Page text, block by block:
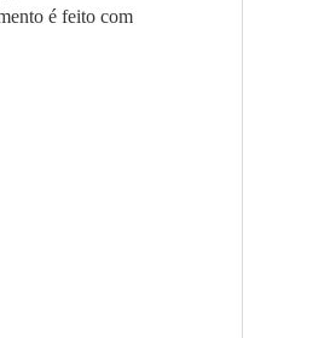
é feito com